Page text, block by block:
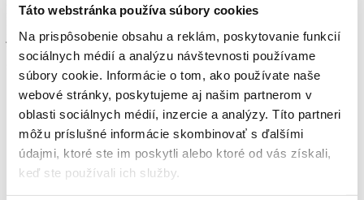
Táto webstránka používa súbory cookies
Na prispôsobenie obsahu a reklám, poskytovanie funkcií
sociálnych médií a analýzu návštevnosti používame
súbory cookie. Informácie o tom, ako používate naše
webové stránky, poskytujeme aj našim partnerom v
oblasti sociálnych médií, inzercie a analýzy. Títo partneri
môžu príslušné informácie skombinovať s ďalšími
údajmi, ktoré ste im poskytli alebo ktoré od vás získali,
keď ste používali ich služby.
pestovaná v parkoch a v záhradách. Dorastá do výšky 30 m.
Dokáže rásť aj v chudobnejších a suchších pôdach ale najlepšie sa
jej darí v pôde dostatočne hlbokej, priepustnej s dostatkom humusu.
Vhodná je na výsadbu stromoradí alebo ako tieniaci strom na južnej
strane budov.
Obvod kmeňa
6-8 cm, 8-10 cm, 10-12 cm, 12-14 cm
Tvar koruny
guľovitá , zaoblená
Výška
5-7 m
Šírka
5-7 m
Zóna mrazuvzdornosti
4A – 9B